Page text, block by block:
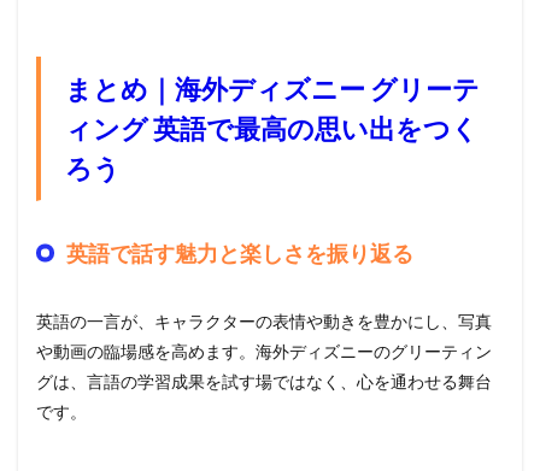
まとめ｜海外ディズニー グリーテ
ィング 英語で最高の思い出をつく
ろう
英語で話す魅力と楽しさを振り返る
英語の一言が、キャラクターの表情や動きを豊かにし、写真
や動画の臨場感を高めます。海外ディズニーのグリーティン
グは、言語の学習成果を試す場ではなく、心を通わせる舞台
です。